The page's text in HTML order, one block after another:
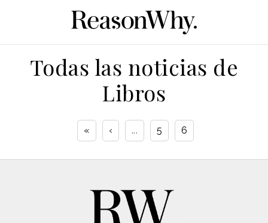
Todas las noticias de
Libros
« ‹ ... 5 6